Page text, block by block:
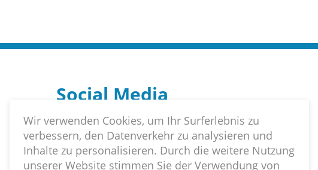
Social Media
Bleiben Sie auf dem Laufenden. Folgen Sie uns auf
facebook.
Wir verwenden Cookies, um Ihr Surferlebnis zu
verbessern, den Datenverkehr zu analysieren und
Inhalte zu personalisieren. Durch die weitere Nutzung
unserer Website stimmen Sie der Verwendung von